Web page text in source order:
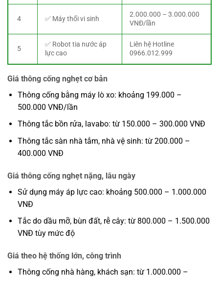
4 ✅ Máy thổi vi sinh
2.000.000 – 3.000.000
VNĐ/lần
5
✅ Robot tia nước áp
lực cao
Liên hệ Hotline
0966.012.999
Giá thông cống nghẹt cơ bản
Thông cống bằng máy lò xo: khoảng 199.000 –
500.000 VNĐ/lần
Thông tắc bồn rửa, lavabo: từ 150.000 – 300.000 VNĐ
Thông tắc sàn nhà tắm, nhà vệ sinh: từ 200.000 –
400.000 VNĐ
Giá thông cống nghẹt nặng, lâu ngày
Sử dụng máy áp lực cao: khoảng 500.000 – 1.000.000
VNĐ
Tắc do dầu mỡ, bùn đất, rễ cây: từ 800.000 – 1.500.000
VNĐ tùy mức độ
Giá theo hệ thống lớn, công trình
Thông cống nhà hàng, khách sạn: từ 1.000.000 –